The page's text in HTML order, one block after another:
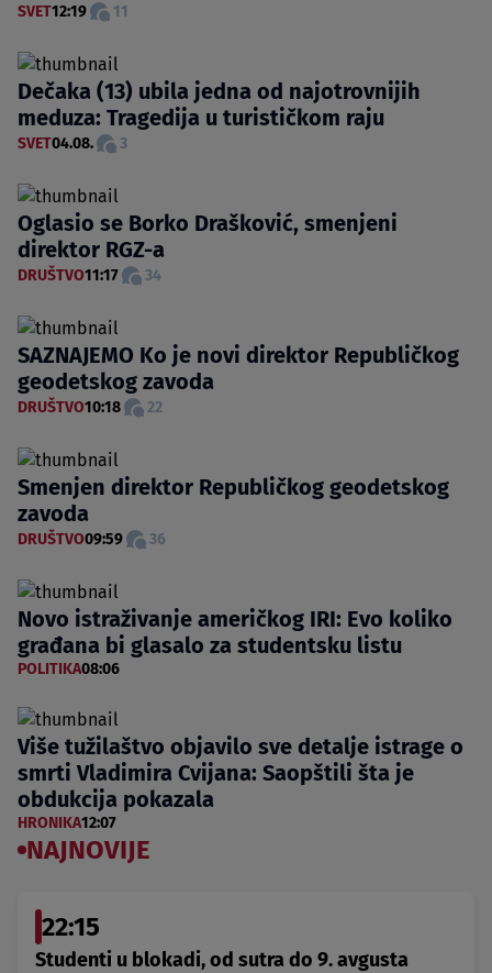
SVET12:19 11
Dečaka (13) ubila jedna od najotrovnijih
meduza: Tragedija u turističkom raju
SVET04.08. 3
Oglasio se Borko Drašković, smenjeni
direktor RGZ-a
DRUŠTVO11:17 34
SAZNAJEMO Ko je novi direktor Republičkog
geodetskog zavoda
DRUŠTVO10:18 22
Smenjen direktor Republičkog geodetskog
zavoda
DRUŠTVO09:59 36
Novo istraživanje američkog IRI: Evo koliko
građana bi glasalo za studentsku listu
POLITIKA08:06
Više tužilaštvo objavilo sve detalje istrage o
smrti Vladimira Cvijana: Saopštili šta je
obdukcija pokazala
HRONIKA12:07
NAJNOVIJE
22:15
Studenti u blokadi, od sutra do 9. avgusta